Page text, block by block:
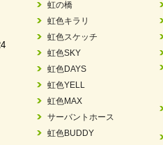
年6月中旬 OPEN 放課後等デイサ
き大会を開催しました
児の企業魅力発見フェア」に出展
虹の橋
虹色キラリ
虹色スケッチ
虹色SKY
虹色DAYS
虹色YELL
虹色MAX
サーバントホース
虹色BUDDY